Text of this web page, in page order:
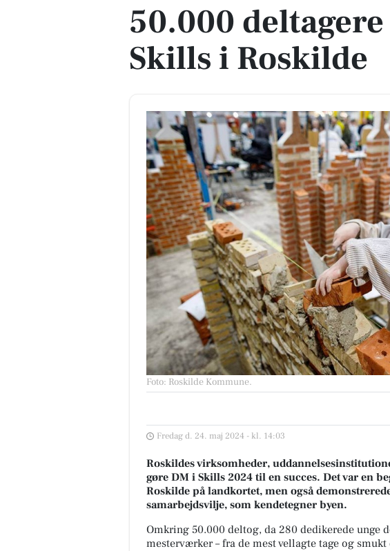
50.000
Skills i Roskilde
Foto: Roskilde Kommune.
Fredag d. 24. maj 2024 - kl. 14:03
Roskildes virksomheder,
gøre DM i Skills 2024 til en succes. Det var en
Roskilde på landkortet, men også
samarbejdsvilje, som kendetegner byen.
Omkring 50.000 deltog, da 280 dedikerede unge
mesterværker – fra de mest vellagte tage og